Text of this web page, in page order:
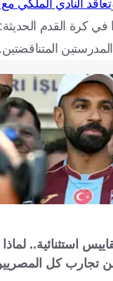
إنجلترا كرة قدم
تعاقد النادي الملكي مع
في كرة القدم
المتناقضتين.
استثنائية..
تجارب كل